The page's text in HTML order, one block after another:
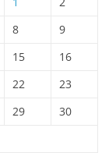
8
9
15
16
22
23
29
30